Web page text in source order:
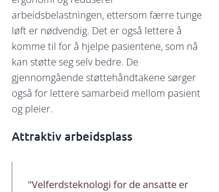
arbeidsbelastningen, ettersom færre tunge
løft er nødvendig. Det er også lettere å
komme til for å hjelpe pasientene, som nå
kan støtte seg selv bedre. De
gjennomgående støttehåndtakene sørger
også for lettere samarbeid mellom pasient
og pleier.
Attraktiv arbeidsplass
"Velferdsteknologi for de ansatte er